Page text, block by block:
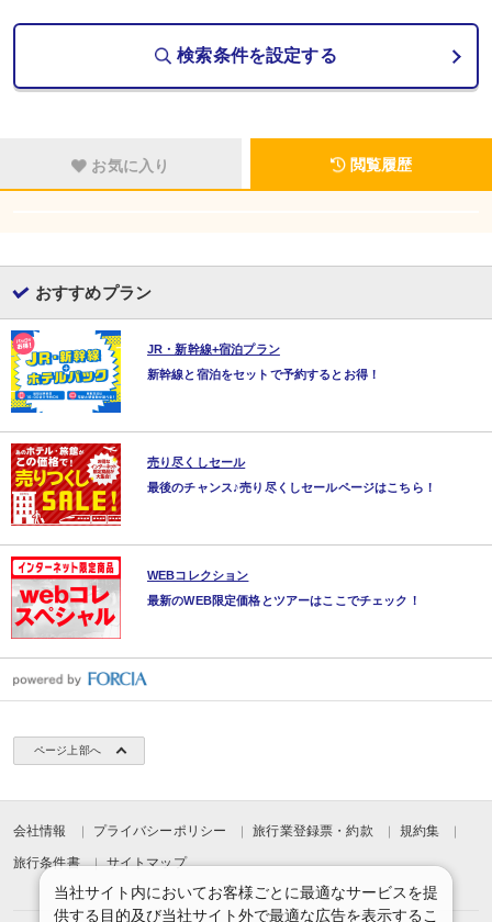
検索条件を設定する
お気に入り 閲覧履歴
おすすめプラン
JR・新幹線+宿泊プラン
新幹線と宿泊をセットで予約するとお得！
売り尽くしセール
最後のチャンス♪売り尽くしセールページはこちら！
WEBコレクション
最新のWEB限定価格とツアーはここでチェック！
ページ上部へ
会社情報 プライバシーポリシー 旅行業登録票・約款 規約集
旅行条件書 サイトマップ
当社サイト内においてお客様ごとに最適なサービスを提
供する目的及び当社サイト外で最適な広告を表示するこ